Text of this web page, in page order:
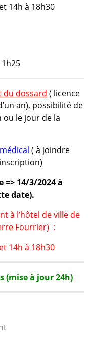
14h à 18h30
du dossard ( licence
an), possibilité de
ou le jour de la
( à joindre
14/3/2024 à
date).
à l’hôtel de ville de
Fourrier) :
14h à 18h30
(mise à jour 24h)